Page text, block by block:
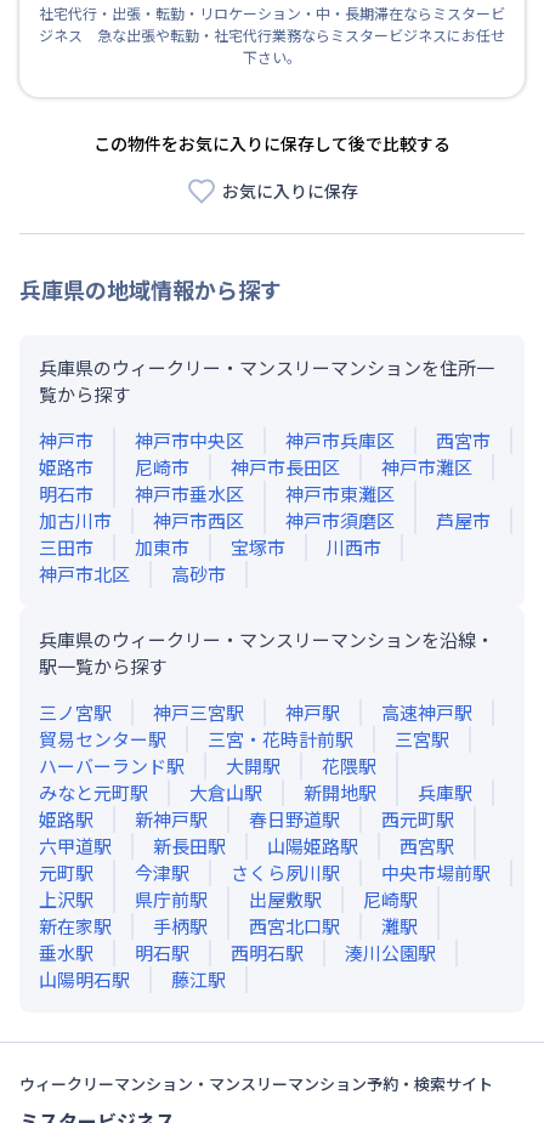
社宅代行・出張・転勤・リロケーション・中・長期滞在ならミスタービ
ジネス 急な出張や転勤・社宅代行業務ならミスタービジネスにお任せ
下さい。
この物件をお気に入りに保存して後で比較する
お気に入りに保存
兵庫県の地域情報から探す
兵庫県のウィークリー・マンスリーマンションを住所一
覧から探す
神戸市
神戸市中央区 神戸市兵庫区
西宮市
姫路市
尼崎市 神戸市長田区
神戸市灘区
明石市
神戸市垂水区
神戸市東灘区
加古川市
神戸市西区 神戸市須磨区
芦屋市
三田市
加東市 宝塚市
川西市
神戸市北区
高砂市
兵庫県のウィークリー・マンスリーマンションを沿線・
駅一覧から探す
三ノ宮駅 神戸三宮駅 神戸駅 高速神戸駅
貿易センター駅 三宮・花時計前駅 三宮駅
ハーバーランド駅 大開駅 花隈駅
みなと元町駅 大倉山駅 新開地駅 兵庫駅
姫路駅 新神戸駅 春日野道駅 西元町駅
六甲道駅 新長田駅 山陽姫路駅 西宮駅
元町駅 今津駅 さくら夙川駅 中央市場前駅
上沢駅 県庁前駅 出屋敷駅 尼崎駅
新在家駅 手柄駅 西宮北口駅 灘駅
垂水駅 明石駅 西明石駅 湊川公園駅
山陽明石駅 藤江駅
ウィークリーマンション・マンスリーマンション予約・検索サイト